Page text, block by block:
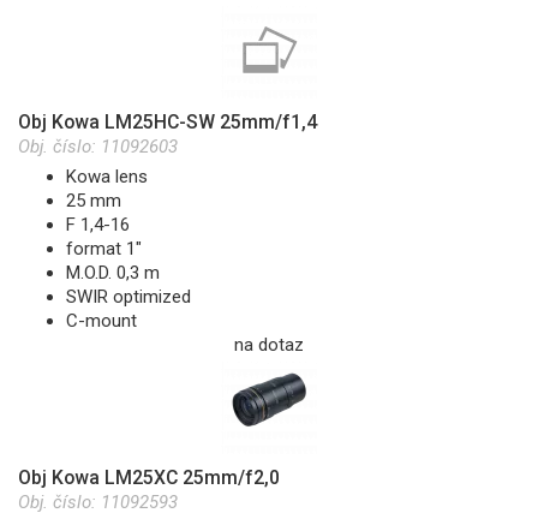
Obj Kowa LM25HC-SW 25mm/f1,4
Obj. číslo: 11092603
Kowa lens
25 mm
F 1,4-16
format 1"
M.O.D. 0,3 m
SWIR optimized
C-mount
na dotaz
Obj Kowa LM25XC 25mm/f2,0
Obj. číslo: 11092593